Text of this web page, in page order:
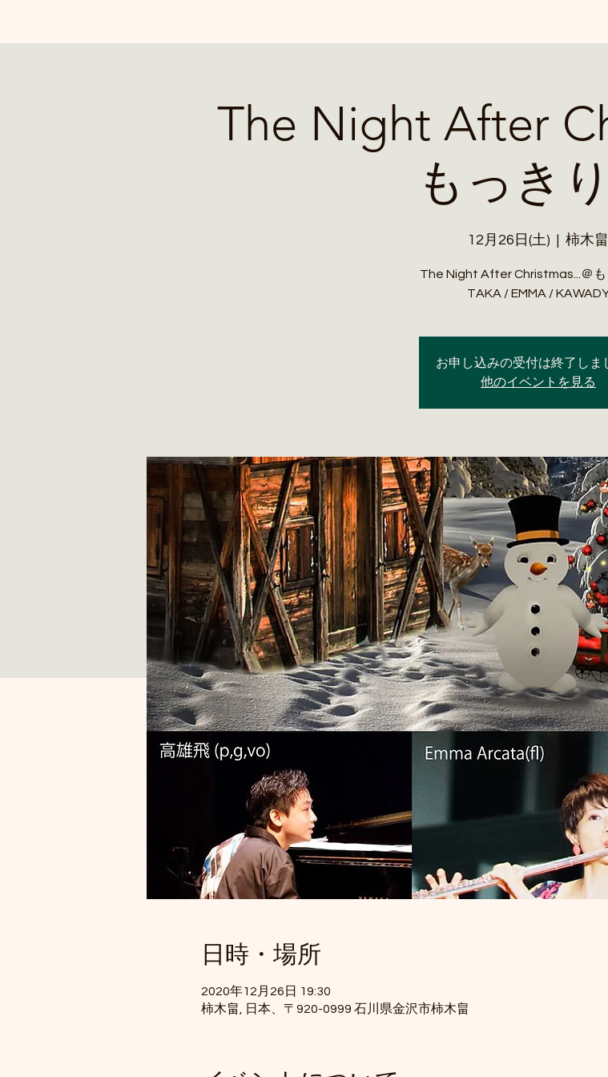
The Night After
もっき
12月26日(土)
  |
柿木畠
The Night After Christmas...＠
TAKA / EMMA /
お申し込みの受付は終了しま
他のイベントを見る
日時・場所
2020年12月26日 19:30
柿木畠, 日本、〒920-0999 石川県金沢市柿木畠